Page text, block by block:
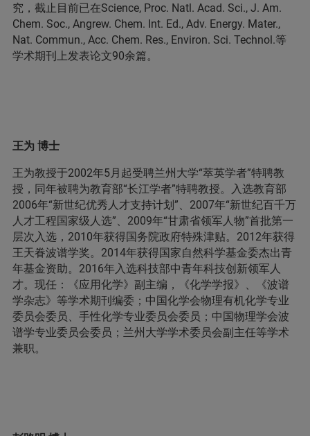
究，截止目前已在Science, Proc. Natl. Acad. Sci., J. Am.
Chem. Soc., Angrew. Chem. Int. Ed., Adv. Energy. Mater.,
Nat. Commun., Acc. Chem. Res., Environ. Sci. Technol.等
学术期刊上发表论文90余篇。
王为 博士
王为教授于2002年5月起受聘兰州大学“萃英学者”特聘教
授，同年被聘为教育部“长江学者”特聘教授。入选教育部
2006年“新世纪优秀人才支持计划”、2007年“新世纪百千万
人才工程国家级人选”、2009年“甘肃省领军人物”首批第一
层次入选，2010年获得国务院政府特殊津贴。2012年获得
王天眷波谱学奖。2014年获得国家自然科学基金委杰出青
年基金资助。2016年入选科技部中青年科技创新领军人
才。现任：《应用化学》副主编，《化学学报》、《波谱
学杂志》等学术期刊编委；中国化学会物理有机化学专业
委员会委员、手性化学专业委员会委员；中国物理学会波
谱学专业委员会委员；兰州大学学术委员会副主任等学术
兼职。